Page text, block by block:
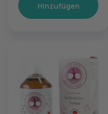
Hinzufügen